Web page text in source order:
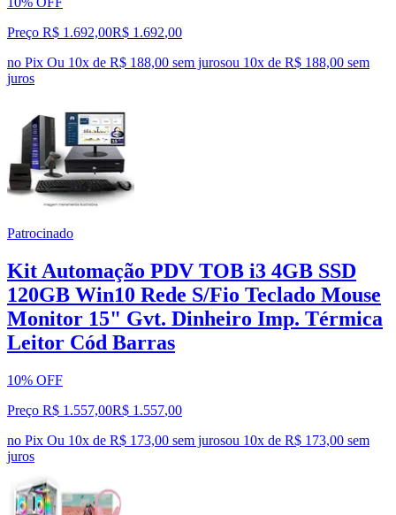
Preço R$ 1.692,00R$ 1.692,00
no Pix Ou 10x de R$ 188,00 sem jurosou 10x de R$ 188,00 sem
juros
Patrocinado
Kit Automação PDV TOB i3 4GB SSD
120GB Win10 Rede S/Fio Teclado Mouse
Monitor 15" Gvt. Dinheiro Imp. Térmica
Leitor Cód Barras
10% OFF
Preço R$ 1.557,00R$ 1.557,00
no Pix Ou 10x de R$ 173,00 sem jurosou 10x de R$ 173,00 sem
juros